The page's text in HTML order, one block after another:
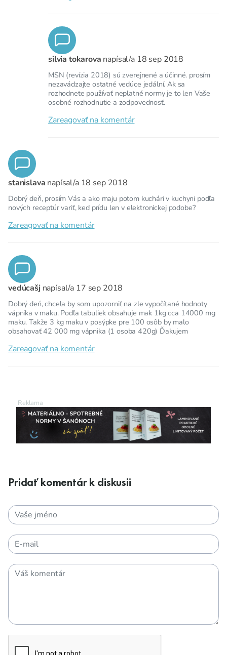
silvia tokarova napísal/a 18 sep 2018
MSN (revízia 2018) sú zverejnené a účinné. prosím
nezavádzajte ostatné vedúce jedální. Ak sa
rozhodnete používať neplatné normy je to len Vaše
osobné rozhodnutie a zodpovednosť.
Zareagovať na komentár
stanislava napísal/a 18 sep 2018
Dobrý deň, prosím Vás a ako maju potom kuchári v kuchyni podľa
nových receptúr variť, keď prídu len v elektronickej podobe?
Zareagovať na komentár
vedúcašjnapísal/a 17 sep 2018
Dobrý deń, chcela by som upozorniť na zle vypočítané hodnoty
vápnika v maku. Podľa tabuliek obsahuje mak 1kg cca 14000 mg
maku. Takže 3 kg maku v posýpke pre 100 osôb by malo
obsahovať 42 000 mg vápnika (1 osoba 420g) Ďakujem
Zareagovať na komentár
Pridať komentár k diskusii